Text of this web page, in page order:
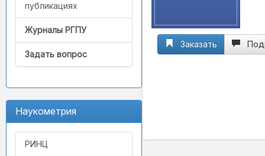
публикациях
Журналы РГПУ
Задать вопрос
Наукометрия
РИНЦ
Заказать